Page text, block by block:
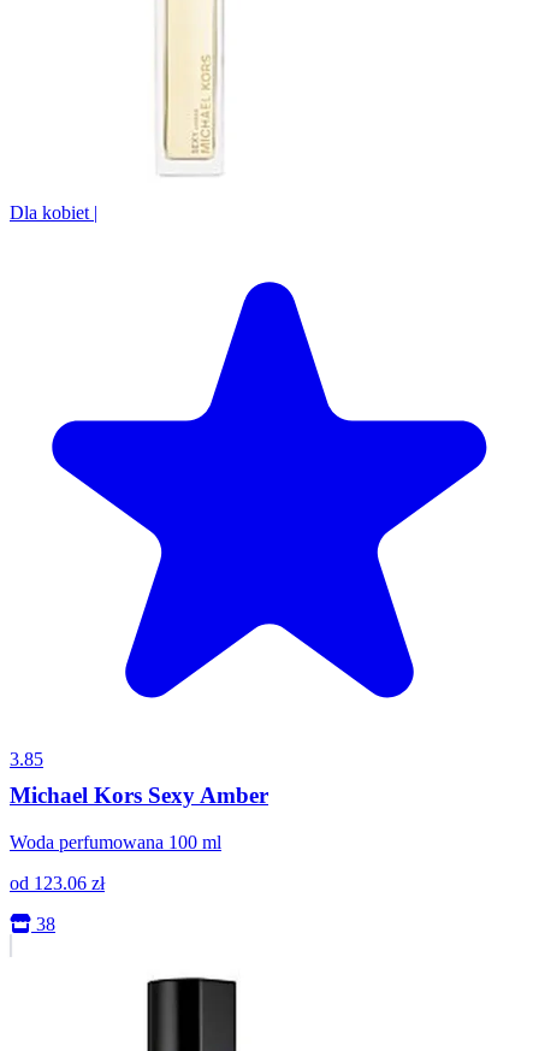
Dla kobiet |
3.85
Michael Kors Sexy Amber
Woda perfumowana 100 ml
od 123.06 zł
38